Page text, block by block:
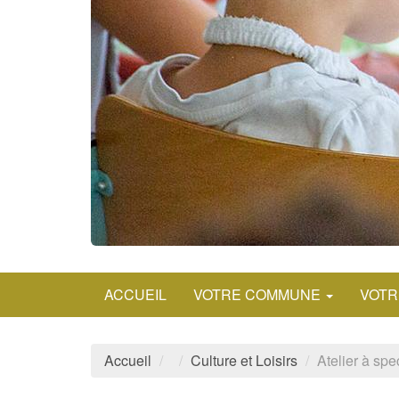
ACCUEIL VOTRE COMMUNE
Accueil Culture et Loisirs Atelier à